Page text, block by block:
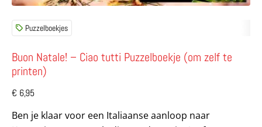
Puzzelboekjes
Buon Natale! – Ciao tutti Puzzelboekje (om zelf te
printen)
€ 6,95
Ben je klaar voor een Italiaanse aanloop naar